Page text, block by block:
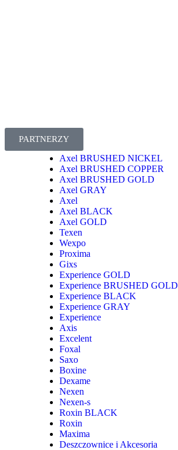
PARTNERZY
Axel BRUSHED NICKEL
Axel BRUSHED COPPER
Axel BRUSHED GOLD
Axel GRAY
Axel
Axel BLACK
Axel GOLD
Texen
Wexpo
Proxima
Gixs
Experience GOLD
Experience BRUSHED GOLD
Experience BLACK
Experience GRAY
Experience
Axis
Excelent
Foxal
Saxo
Boxine
Dexame
Nexen
Nexen-s
Roxin BLACK
Roxin
Maxima
Deszczownice i Akcesoria